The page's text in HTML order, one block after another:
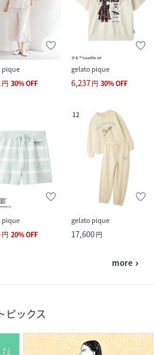
pique
円 30%OFF
gelato pique
6,237円 30%OFF
pique
円 20%OFF
12
gelato pique
17,600円
more navigate_next
ピックス